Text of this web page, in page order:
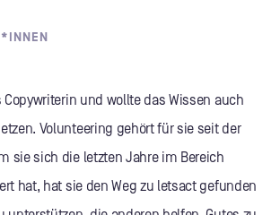
Copywriterin und wollte das Wissen auch
Volunteering gehört für sie seit der
sie sich die letzten Jahre im Bereich
hat, hat sie den Weg zu letsact gefunden